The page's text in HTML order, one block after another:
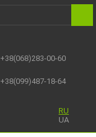
+38(068)283-00-60
+38(099)487-18-64
RU
UA